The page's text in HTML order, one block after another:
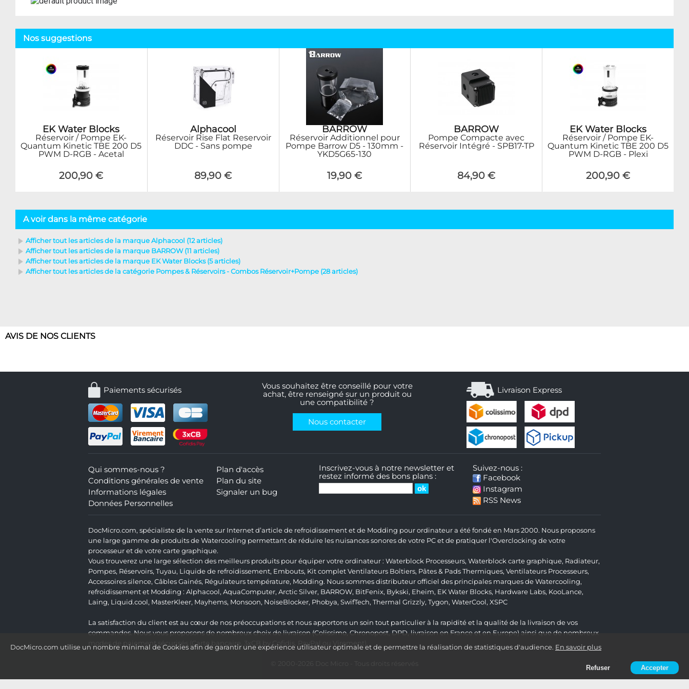
DocMicro.com utilise un nombre minimal de Cookies afin de garantir une expérience utilisateur optimale et de permettre la réalisation de statistiques d'audience. En savoir plus
Refuser Accepter
Nos suggestions
EK Water Blocks
Réservoir / Pompe EK-
Quantum Kinetic TBE 200 D5
PWM D-RGB - Acetal
200,90 €
Alphacool
Réservoir Rise Flat Reservoir
DDC - Sans pompe
89,90 €
BARROW
Réservoir Additionnel pour
Pompe Barrow D5 - 130mm -
YKD5G65-130
19,90 €
BARROW
Pompe Compacte avec
Réservoir Intégré - SPB17-TP
84,90 €
EK Water Blocks
Réservoir / Pompe EK-
Quantum Kinetic TBE 200 D5
PWM D-RGB - Plexi
200,90 €
A voir dans la même catégorie
Afficher tout les articles de la marque Alphacool (12 articles)
Afficher tout les articles de la marque BARROW (11 articles)
Afficher tout les articles de la marque EK Water Blocks (5 articles)
Afficher tout les articles de la catégorie Pompes & Réservoirs - Combos Réservoir+Pompe (28 articles)
AVIS DE NOS CLIENTS
Paiements sécurisés
Vous souhaitez être conseillé pour votre
achat, être renseigné sur un produit ou
une compatibilité ?
Nous contacter
Livraison Express
Qui sommes-nous ?
Conditions générales de vente
Informations légales
Données Personnelles
Plan d'accès
Plan du site
Signaler un bug
Inscrivez-vous à notre newsletter et
restez informé des bons plans :
Suivez-nous :
Facebook
Instagram
RSS News
DocMicro.com, spécialiste de la vente sur Internet d’article de refroidissement et de Modding pour ordinateur a été fondé en Mars 2000. Nous proposons
une large gamme de produits de Watercooling permettant de réduire les nuisances sonores de votre PC et de pratiquer l'Overclocking de votre
processeur et de votre carte graphique.
Vous trouverez une large sélection des meilleurs produits pour équiper votre ordinateur : Waterblock Processeurs, Waterblock carte graphique, Radiateur,
Pompes, Réservoirs, Tuyau, Liquide de refroidissement, Embouts, Kit complet Ventilateurs Boîtiers, Pâtes & Pads Thermiques, Ventilateurs Processeurs,
Accessoires silence, Câbles Gainés, Régulateurs température, Modding. Nous sommes distributeur officiel des principales marques de Watercooling,
refroidissement et Modding : Alphacool, AquaComputer, Arctic Silver, BARROW, BitFenix, Bykski, Eheim, EK Water Blocks, Hardware Labs, KooLance,
Laing, Liquid.cool, MasterKleer, Mayhems, Monsoon, NoiseBlocker, Phobya, SwifTech, Thermal Grizzly, Tygon, WaterCool, XSPC
La satisfaction du client est au cœur de nos préoccupations et nous apportons un soin tout particulier à la rapidité et la qualité de la livraison de vos
commandes. Nous vous proposons de nombreux choix de livraison (Colissimo, Chronopost, DPD, livraison en France et en Europe) ainsi que de nombreux
modes de paiement sécurisés (Carte bancaire, 3xCB by Cofidis, PayPal ou Virement).